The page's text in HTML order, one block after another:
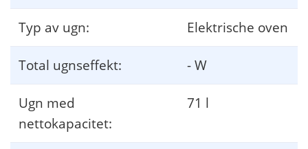
Typ av ugn: Elektrische oven
Total ugnseffekt: - W
Ugn med
nettokapacitet:
71 l